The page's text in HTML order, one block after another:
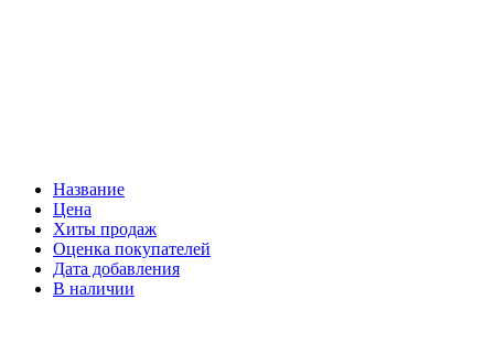
Название
Цена
Хиты продаж
Оценка покупателей
Дата добавления
В наличии